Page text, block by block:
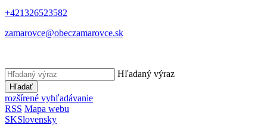
+421326523582
zamarovce@obeczamarovce.sk
Hľadaný výraz
Hľadať
rozšírené vyhľadávanie
RSS Mapa webu
SKSlovensky